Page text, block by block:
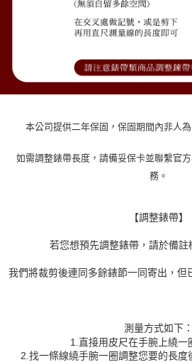
本公司提供二年保固，保固期間內非人
如需調整錶帶長度，請備妥保卡並聯繫官
務。
【調整錶帶】
若您想預先調整錶帶，請於備註
我們將裁剪後連同多餘錶節一同寄出，但
測量方式如下：
1.直接用皮尺在手腕上繞一
2.找一條線繞手腕一圈調整您要的長